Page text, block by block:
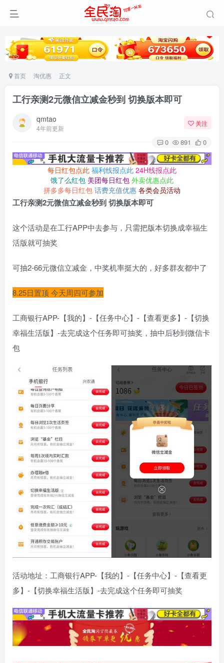
首页 淘优惠 正文
工行亲测2元微信立减金秒到 切换版本即可
qmtao
4年前更新
关注
0 891 0
每日红包点此 福利线报点此 24H线报点此
饿了么红包 美团每日红包 外卖优惠点此
拼多多每日红包 话费充值优惠 各类会员活动
工行亲测2元微信立减金秒到 切换版本即可
这个活动是在工行APP中去参与，只需把版本切换成幸福生
活版就可抽奖
可抽2-66元微信立减金，中奖机率挺大的，好多群友都中了
8.25日置顶 今天周四可参加
工商银行APP-【我的】-【任务中心】-【查看更多】-【切换
幸福生活版】-去完成这个任务即可抽奖，抽中后秒到微信卡
包
活动地址：工商银行APP-【我的】-【任务中心】-【查看更
多】-【切换幸福生活版】-去完成这个任务即可抽奖